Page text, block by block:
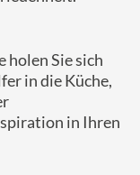
holen Sie sich
in die Küche,
in Ihren